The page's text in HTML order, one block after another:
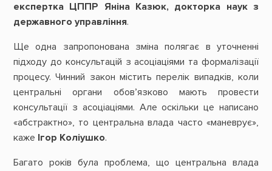
експертка ЦППР Яніна Казюк, докторка наук з
державного управління.
Ще одна запропонована зміна полягає в уточненні
підходу до консультацій з асоціаціями та формалізації
процесу. Чинний закон містить перелік випадків, коли
центральні органи обов’язково мають провести
консультації з асоціаціями. Але оскільки це написано
«абстрактно», то центральна влада часто «маневрує»,
каже Ігор Коліушко.
Багато років була проблема, що центральна влада